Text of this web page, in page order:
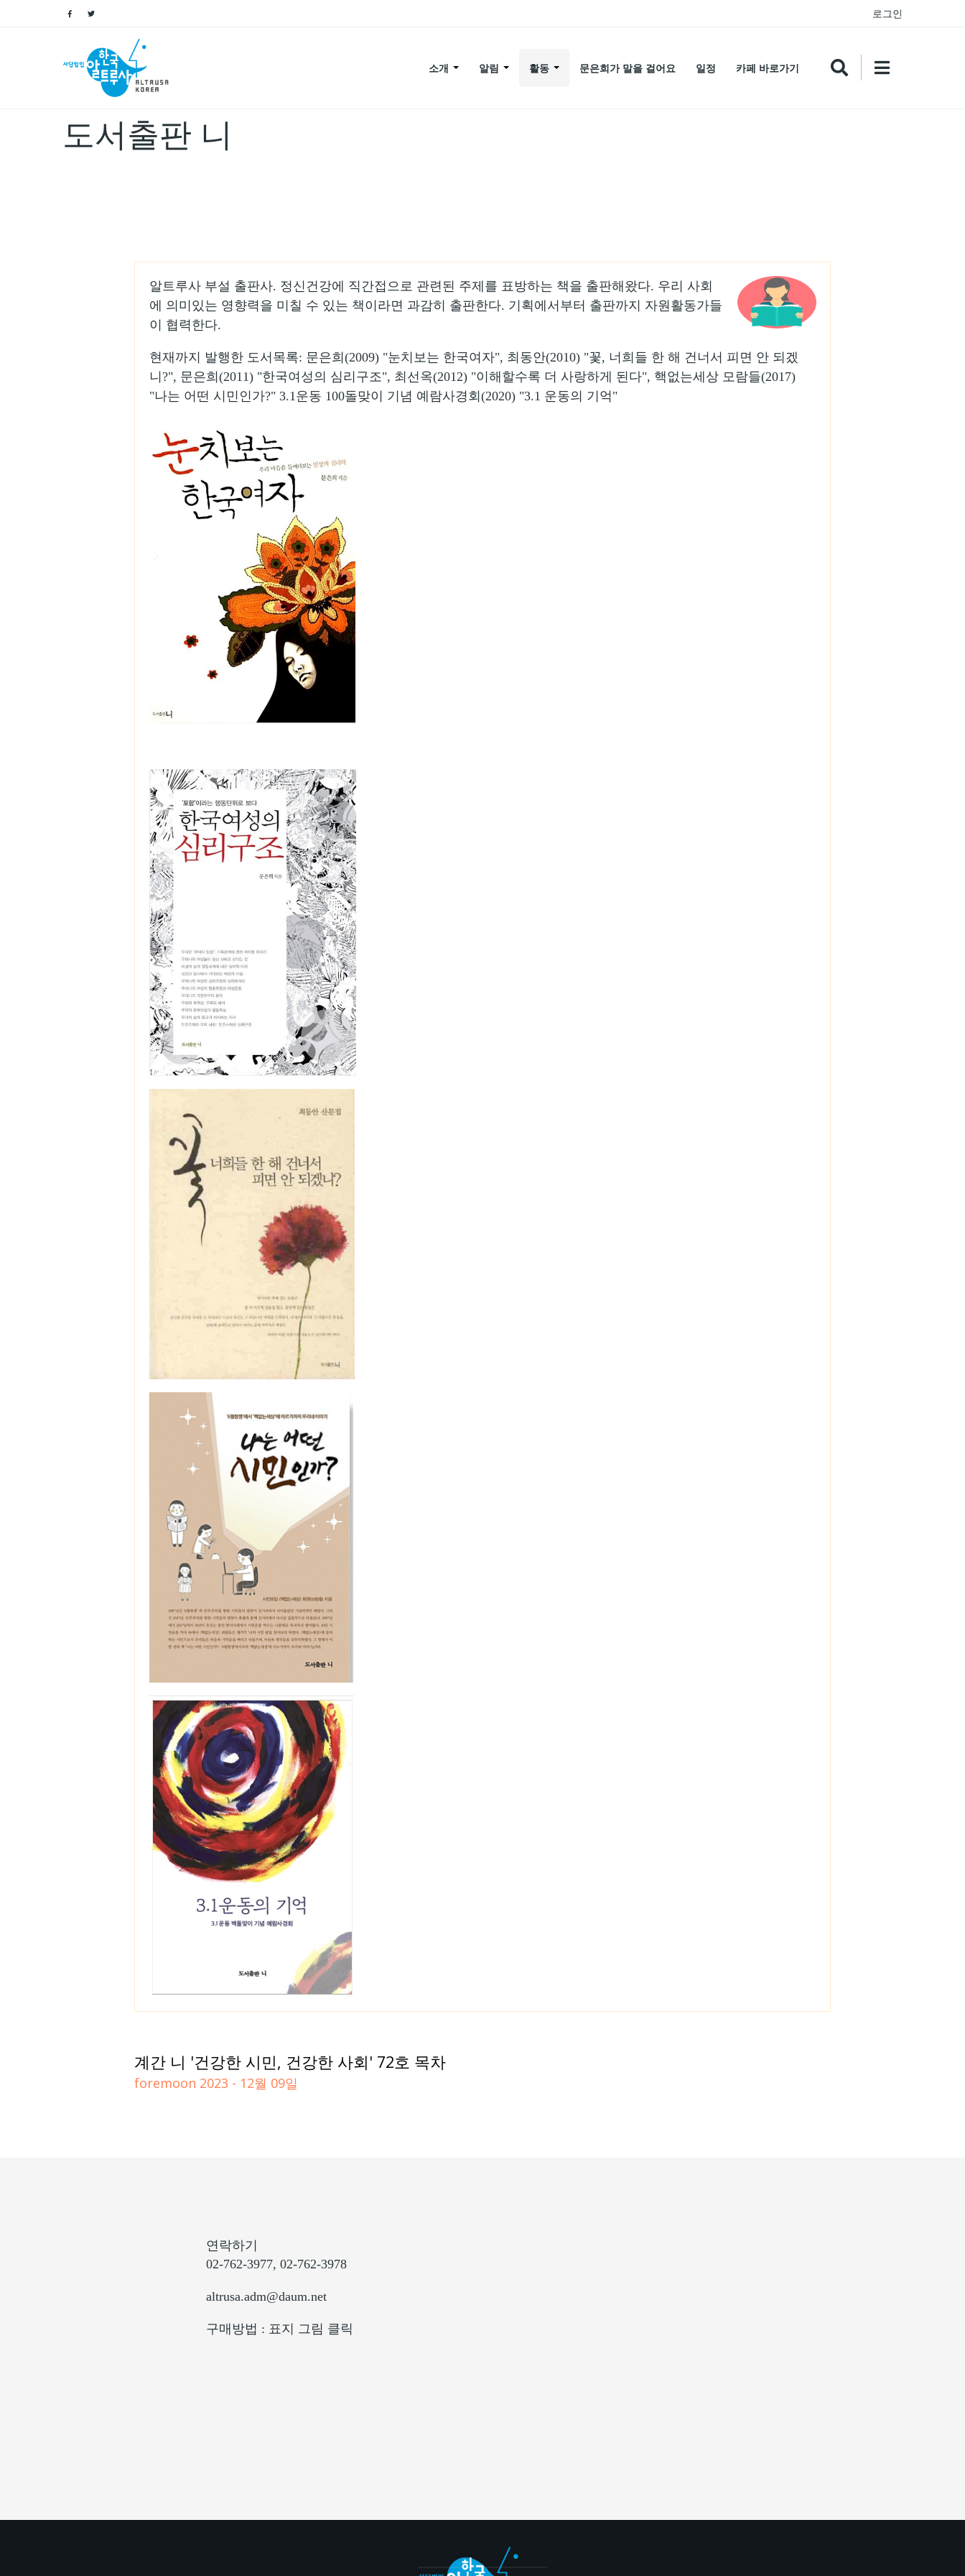
로그인
소개 알림 활동 문은희가 말을 걸어요 일정 카페 바로가기
Name
도서출판 니
알트루사 부설 출판사. 정신건강에 직간접으로 관련된 주제를 표방하는 책을 출판해왔다. 우리 사회
에 의미있는 영향력을 미칠 수 있는 책이라면 과감히 출판한다. 기획에서부터 출판까지 자원활동가들
이 협력한다.
현재까지 발행한 도서목록: 문은희(2009) "눈치보는 한국여자", 최동안(2010) "꽃, 너희들 한 해 건너서 피면 안 되겠
니?", 문은희(2011) "한국여성의 심리구조", 최선옥(2012) "이해할수록 더 사랑하게 된다", 핵없는세상 모람들(2017)
"나는 어떤 시민인가?" 3.1운동 100돌맞이 기념 예람사경회(2020) "3.1 운동의 기억"
계간 니 '건강한 시민, 건강한 사회' 72호 목차
foremoon 2023 - 12월 09일
연락하기
02-762-3977, 02-762-3978
altrusa.adm@daum.net
구매방법 : 표지 그림 클릭